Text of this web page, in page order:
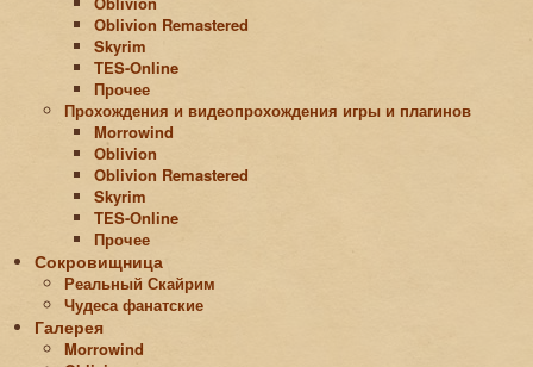
Oblivion Remastered
Skyrim
TES-Online
Прочее
Прохождения и видеопрохождения игры и плагинов
Morrowind
Oblivion
Oblivion Remastered
Skyrim
TES-Online
Прочее
Сокровищница
Реальный Скайрим
Чудеса фанатские
Галерея
Morrowind